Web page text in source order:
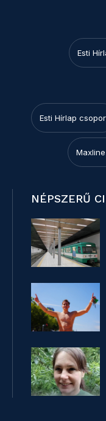
Esti
Esti Hírlap
Maxline
NÉPSZERŰ